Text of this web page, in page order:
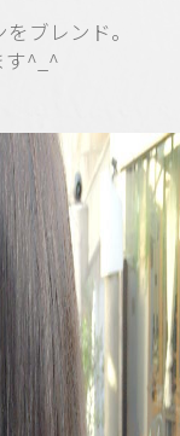
ブレンド。
す^_^